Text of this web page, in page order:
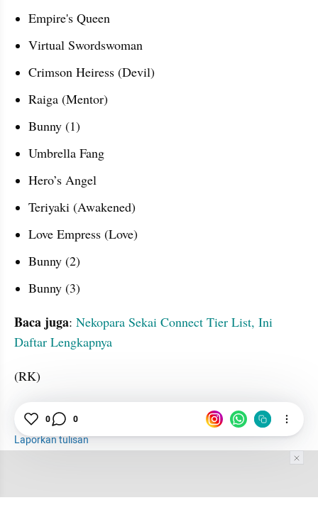
Empire's Queen
Virtual Swordswoman
Crimson Heiress (Devil)
Raiga (Mentor)
Bunny (1)
Umbrella Fang
Hero’s Angel
Teriyaki (Awakened)
Love Empress (Love)
Bunny (2)
Bunny (3)
Baca juga: Nekopara Sekai Connect Tier List, Ini
Daftar Lengkapnya
(RK)
Game Karakter
Laporkan tulisan
0 0